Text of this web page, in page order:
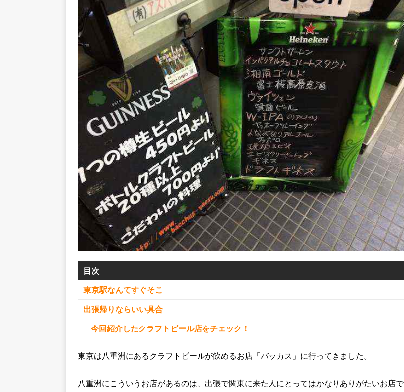
目次
東京駅なんてすぐそこ
出張帰りならいい具合
今回紹介したクラフトビール店をチェック！
東京は八重洲にあるクラフトビールが飲めるお店「バッカス」に行ってきました。
八重洲にこういうお店があるのは、出張で関東に来た人にとってはかなりありがたいお店で